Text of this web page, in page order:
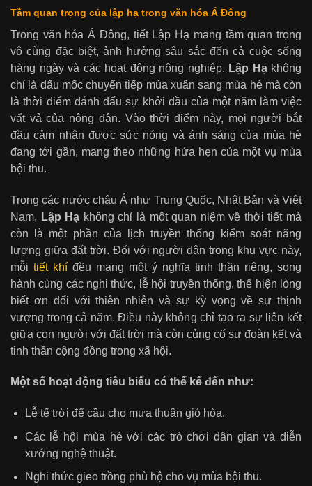
Tầm quan trọng của lập hạ trong văn hóa Á Đông
Trong văn hóa Á Đông, tiết Lập Hạ mang tầm quan trọng
vô cùng đặc biệt, ảnh hưởng sâu sắc đến cả cuộc sống
hàng ngày và các hoạt động nông nghiệp. Lập Hạkhông
chỉ là dấu mốc chuyển tiếp mùa xuân sang mùa hè mà còn
là thời điểm đánh dấu sự khởi đầu của một năm làm việc
vất vả của nông dân. Vào thời điểm này, mọi người bắt
đầu cảm nhận được sức nóng và ánh sáng của mùa hè
đang tới gần, mang theo những hứa hẹn của một vụ mùa
bội thu.
Trong các nước châu Á như Trung Quốc, Nhật Bản và Việt
Nam, Lập Hạ không chỉ là một quan niệm về thời tiết mà
còn là một phần của lịch truyền thống kiểm soát năng
lượng giữa đất trời. Đối với người dân trong khu vực này,
mỗi tiết khí đều mang một ý nghĩa tinh thần riêng, song
hành cùng các nghi thức, lễ hội truyền thống, thể hiện lòng
biết ơn đối với thiên nhiên và sự kỳ vọng về sự thịnh
vượng trong cả năm. Điều này không chỉ tạo ra sự liên kết
giữa con người với đất trời mà còn củng cố sự đoàn kết và
tinh thần cộng đồng trong xã hội.
Một số hoạt động tiêu biểu có thể kể đến như:
Lễ tế trời để cầu cho mưa thuận gió hòa.
Các lễ hội mùa hè với các trò chơi dân gian và diễn
xướng nghệ thuật.
Nghi thức gieo trồng phù hộ cho vụ mùa bội thu.